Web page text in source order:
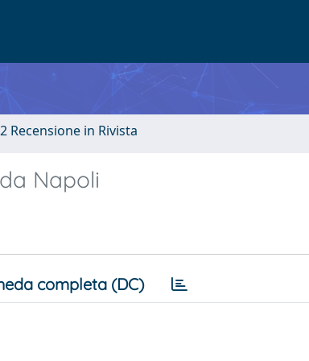
Recensione in Rivista
Napoli
completa (DC)